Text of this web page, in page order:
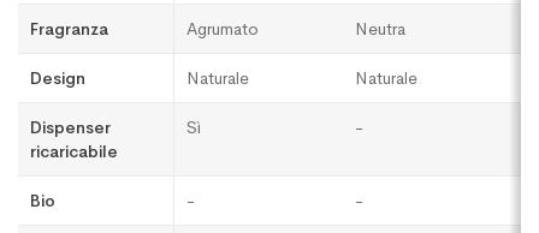
Fragranza Agrumato Neutra
Design Naturale Naturale
Dispenser
ricaricabile
Sì -
Bio - -